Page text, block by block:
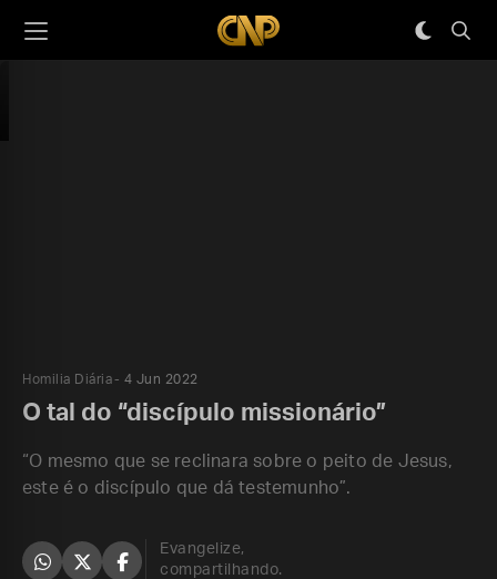
Homilia Diária 4 Jun 2022
O tal do “discípulo missionário”
“O mesmo que se reclinara sobre o peito de Jesus,
este é o discípulo que dá testemunho”.
Evangelize,
compartilhando.